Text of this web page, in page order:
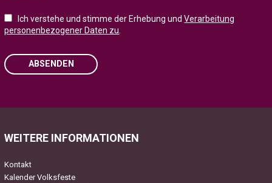
Ich verstehe und stimme der Erhebung undVerarbeitung
personenbezogener Daten zu
ABSENDEN
WEITERE INFORMATIONEN
Kontakt
Kalender Volksfeste